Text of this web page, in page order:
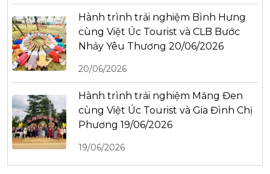
Hành trình trải nghiệm Bình Hưng
cùng Việt Úc Tourist và CLB Bước
Nhảy Yêu Thương 20/06/2026
20/06/2026
Hành trình trải nghiệm Măng Đen
cùng Việt Úc Tourist và Gia Đình Chị
Phương 19/06/2026
19/06/2026